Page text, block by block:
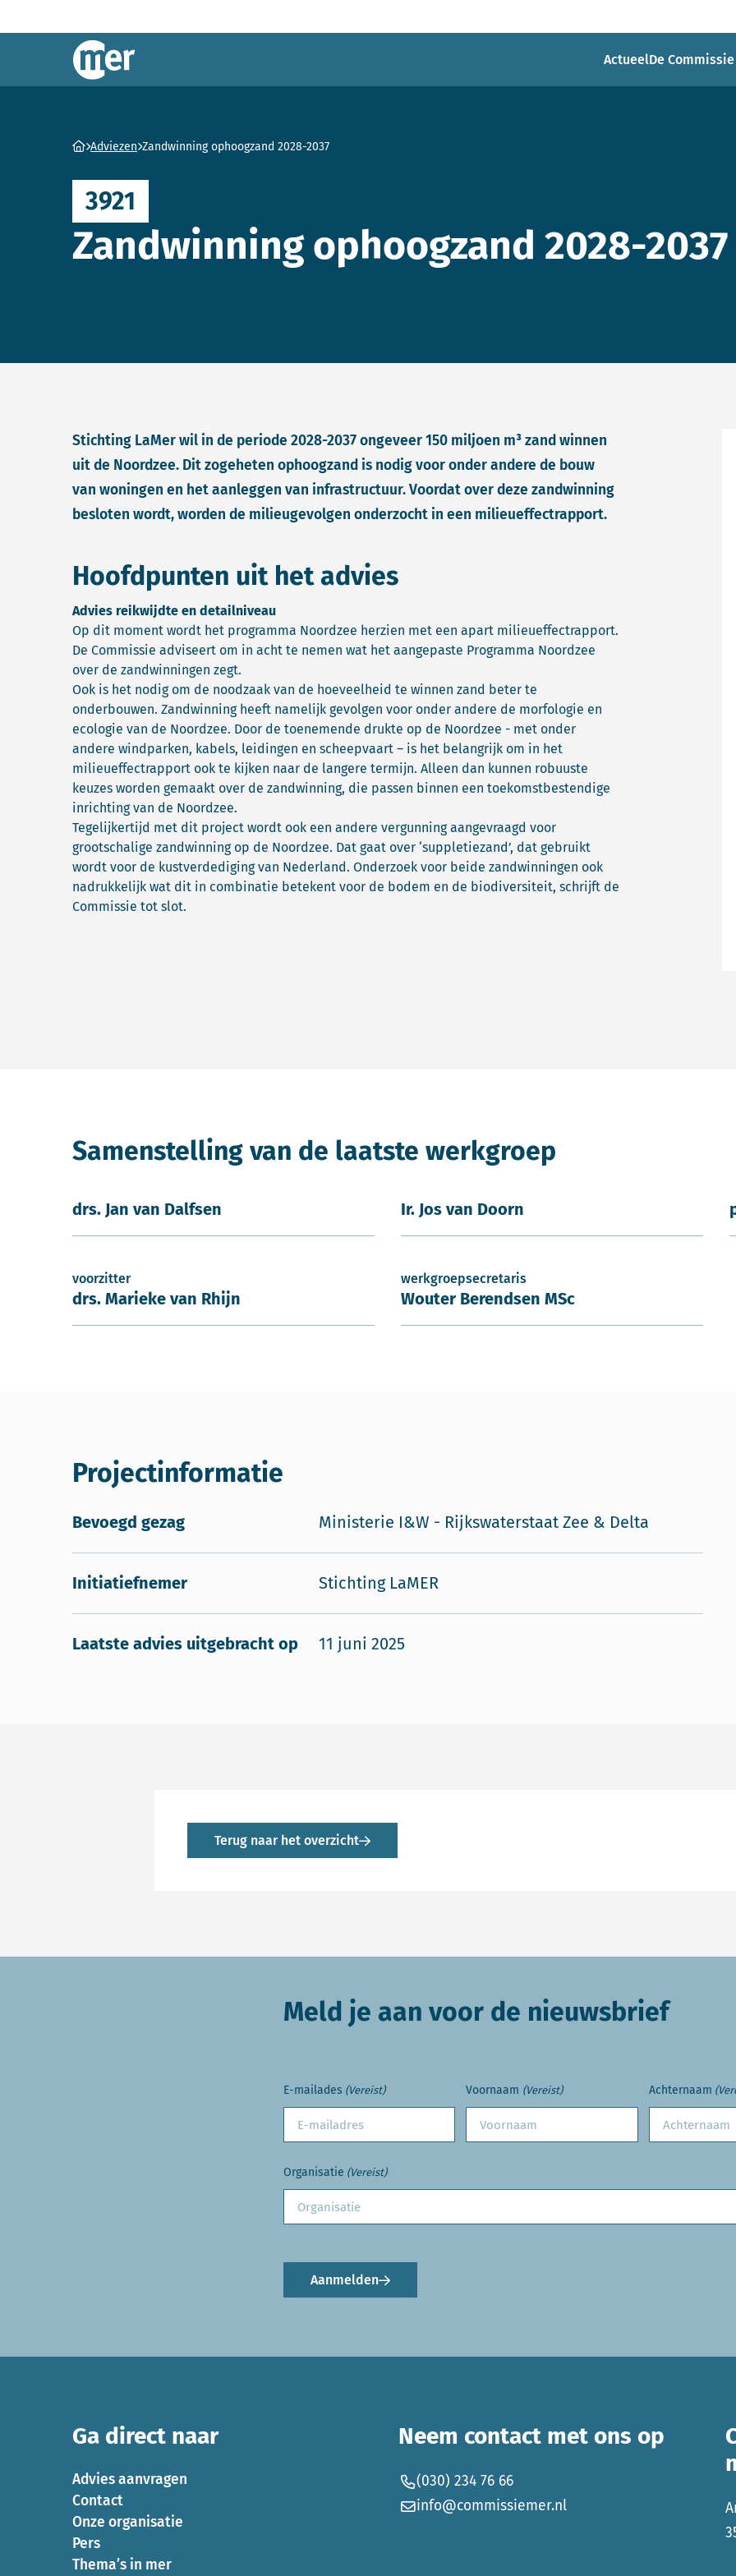
Commissie mer
ActueelDe
Ga naar homepage
Adviezen Zandwinning ophoogzand 2028-2037
3921
Zandwinning ophoogzand 2028-2037
Stichting LaMer wil in de periode 2028-2037 ongeveer 150 miljoen m³ zand winnen
uit de Noordzee. Dit zogeheten ophoogzand is nodig voor onder andere de bouw
van woningen en het aanleggen van infrastructuur. Voordat over deze zandwinning
besloten wordt, worden de milieugevolgen onderzocht in een milieueffectrapport.
Hoofdpunten uit het advies
Advies reikwijdte en detailniveau
Op dit moment wordt het programma Noordzee herzien met een apart milieueffectrapport.
De Commissie adviseert om in acht te nemen wat het aangepaste Programma Noordzee
over de zandwinningen zegt.
Ook is het nodig om de noodzaak van de hoeveelheid te winnen zand beter te
onderbouwen. Zandwinning heeft namelijk gevolgen voor onder andere de morfologie en
ecologie van de Noordzee. Door de toenemende drukte op de Noordzee - met onder
andere windparken, kabels, leidingen en scheepvaart – is het belangrijk om in het
milieueffectrapport ook te kijken naar de langere termijn. Alleen dan kunnen robuuste
keuzes worden gemaakt over de zandwinning, die passen binnen een toekomstbestendige
inrichting van de Noordzee.
Tegelijkertijd met dit project wordt ook een andere vergunning aangevraagd voor
grootschalige zandwinning op de Noordzee. Dat gaat over ‘suppletiezand’, dat gebruikt
wordt voor de kustverdediging van Nederland. Onderzoek voor beide zandwinningen ook
nadrukkelijk wat dit in combinatie betekent voor de bodem en de biodiversiteit, schrijft de
Commissie tot slot.
Samenstelling van de laatste werkgroep
drs. Jan van Dalfsen Ir. Jos van Doorn
voorzitter
drs. Marieke van Rhijn
werkgroepsecretaris
Wouter Berendsen MSc
Projectinformatie
Bevoegd gezag Ministerie I&W - Rijkswaterstaat Zee & Delta
Initiatiefnemer Stichting LaMER
Laatste advies uitgebracht op 11 juni 2025
Terug naar het overzicht
Meld je aan voor de nieuwsbrief
E-mailades (Vereist) Voornaam (Vereist) Achternaam
Organisatie (Vereist)
Aanmelden
Ga direct naar
Advies aanvragen
Contact
Onze organisatie
Pers
Thema’s in mer
Neem contact met ons op
(030) 234 76 66
info@commissiemer.nl